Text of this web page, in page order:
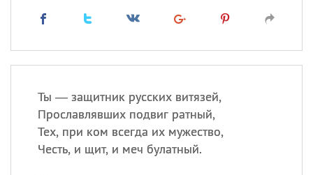
Ты — защитник русских витязей,
Прославлявших подвиг ратный,
Тех, при ком всегда их мужество,
Честь, и щит, и меч булатный.